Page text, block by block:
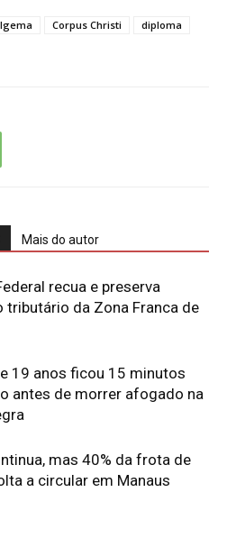
Corpus Christi
diploma
Mais do autor
recua e preserva
tributário da Zona Franca de
19 anos ficou 15 minutos
antes de morrer afogado na
mas 40% da frota de
a circular em Manaus